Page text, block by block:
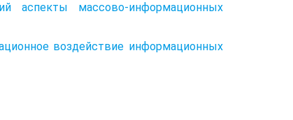
аспекты массово-информационных
воздействие информационных